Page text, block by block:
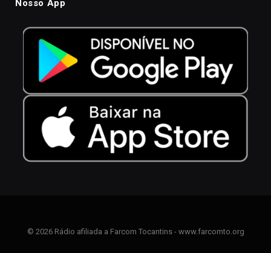
Nosso App
© 2026 Rádio afiliada a Farcom Tocantins - www.farcomto.org